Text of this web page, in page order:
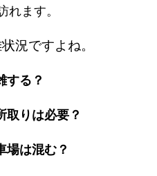
れます。
況ですよね。
する？
取りは必要？
場は混む？